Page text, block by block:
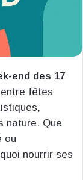
end des 17
entre fêtes
nature. Que
ou
nourrir ses